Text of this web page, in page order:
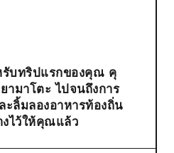
บทริปแรกของคุณ คุ
มาโตะ ไปจนถึงการ
ะลิ้มลองอาหารท้องถิ่น
งไว้ให้คุณแล้ว